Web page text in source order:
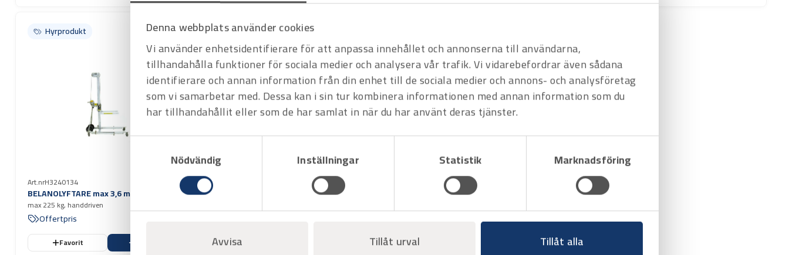
Denna webbplats använder cookies
Vi använder enhetsidentifierare för att anpassa innehållet och annonserna till användarna,
tillhandahålla funktioner för sociala medier och analysera vår trafik. Vi vidarebefordrar även sådana
identifierare och annan information från din enhet till de sociala medier och annons- och analysföretag
som vi samarbetar med. Dessa kan i sin tur kombinera informationen med annan information som du
har tillhandahållit eller som de har samlat in när du har använt deras tjänster.
Nödvändig
Inställningar Statistik Marknadsföring
Avvisa Tillåt urval Tillåt alla
Hyrprodukt
Hyrprodukt
Art.nrH3240134
BELANOLYFTARE max 3,6 m
max 225 kg, handdriven
Offertpris
Favorit